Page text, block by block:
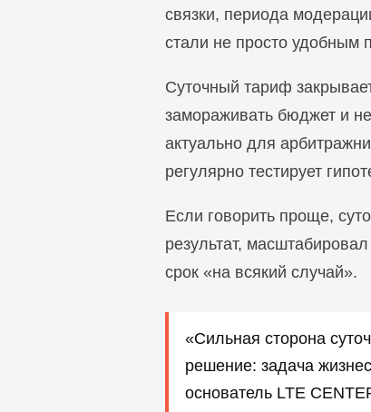
связки, периода
стали не просто удобным
Суточный тариф
замораживать бюджет и
актуально для
регулярно тестирует
Если говорить проще,
результат,
срок «на всякий случай».
«Сильная сторона
решение: задача
основатель LTE